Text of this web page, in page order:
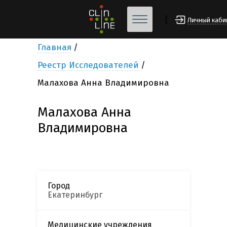
Личный
Главная
Реестр Исследователей
Малахова Анна Владимировна
Малахова Анна
Владимировна
Город
Екатеринбург
Медицинские учреждения